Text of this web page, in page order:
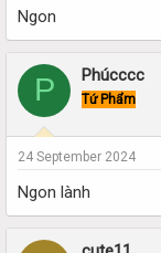
Ngon
P Phúcccc
Tứ Phẩm
24 September 2024
Ngon lành